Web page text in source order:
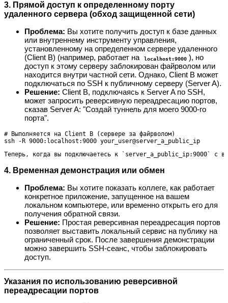
3. Прямой доступ к определенному порту
удаленного сервера (обход защищенной сети)
Проблема: Вы хотите получить доступ к базе данных
или внутреннему инструменту управления,
установленному на определенном сервере удаленного
(Client B) (например, работает на
localhost:9000 ), но
доступ к этому серверу заблокирован файрволом или
находится внутри частной сети. Однако, Client B может
подключаться по SSH к публичному серверу (Server A).
Решение: Client B, подключаясь к Server A по SSH,
может запросить реверсивную переадресацию портов,
сказав Server A: "Создай туннель для моего 9000-го
порта".
# Выполняется на Client B (сервере за файрволом)
Теперь, когда вы подключаетесь к `server_a_public_ip:9000` с
4. Временная демонстрация или обмен
Проблема: Вы хотите показать коллеге, как работает
конкретное приложение, запущенное на вашем
локальном компьютере, или временно открыть его для
получения обратной связи.
Решение: Простая реверсивная переадресация портов
позволяет выставить локальный сервис на публику на
ограниченный срок. После завершения демонстрации
можно завершить SSH-сеанс, чтобы заблокировать
доступ.
Указания по использованию реверсивной
переадресации портов